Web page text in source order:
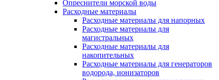
Опреснители морской воды
Расходные материалы
Расходные материалы для напорных
Расходные материалы для
магистральных
Расходные материалы для
накопительных
Расходные материалы для генераторов
водорода, ионизаторов